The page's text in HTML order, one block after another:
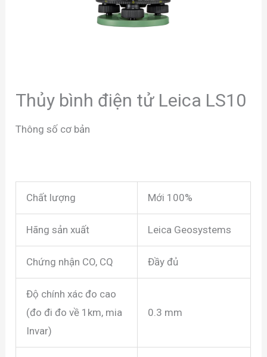
Thủy bình điện tử Leica LS10
Thông số cơ bản
Chất lượng Mới 100%
Hãng sản xuất Leica Geosystems
Chứng nhận CO, CQ Đầy đủ
Độ chính xác đo cao
(đo đi đo về 1km, mia
Invar)
0.3 mm